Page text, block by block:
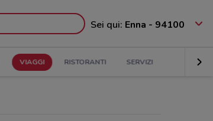
Sei qui: Enna - 94100
VIAGGI RISTORANTI SERVIZI